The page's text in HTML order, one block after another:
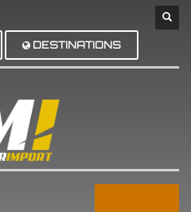
DESTINATIONS